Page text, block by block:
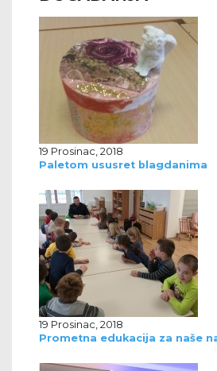
19 Prosinac, 2018
Paletom ususret blagdanima
19 Prosinac, 2018
Prometna edukacija za naše